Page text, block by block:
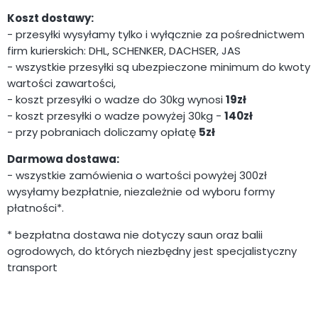
Koszt dostawy:
- przesyłki wysyłamy tylko i wyłącznie za pośrednictwem
firm kurierskich: DHL, SCHENKER, DACHSER, JAS
- wszystkie przesyłki są ubezpieczone minimum do kwoty
wartości zawartości,
- koszt przesyłki o wadze do 30kg wynosi19zł
- koszt przesyłki o wadze powyżej 30kg - 140zł
- przy pobraniach doliczamy opłatę 5zł
Darmowa dostawa:
- wszystkie zamówienia o wartości powyżej 300zł
wysyłamy bezpłatnie, niezależnie od wyboru formy
płatności*.
* bezpłatna dostawa nie dotyczy saun oraz balii
ogrodowych, do których niezbędny jest specjalistyczny
transport